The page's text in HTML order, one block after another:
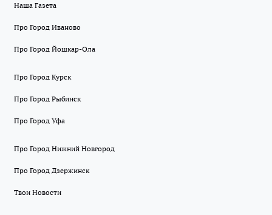
Наша Газета
Про Город Иваново
Про Город Йошкар-Ола
Про Город Курск
Про Город Рыбинск
Про Город Уфа
Про Город Нижний Новгород
Про Город Дзержинск
Твои Новости